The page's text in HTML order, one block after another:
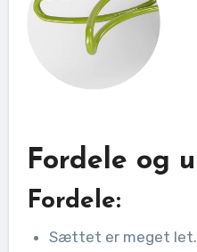
Fordele og
Fordele:
Sættet er meget let.